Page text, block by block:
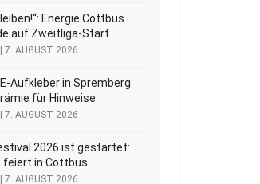
Energie Cottbus
auf Zweitliga-Start
7. AUGUST 2026
Aufkleber in Spremberg:
für Hinweise
7. AUGUST 2026
2026 ist gestartet:
feiert in Cottbus
7. AUGUST 2026